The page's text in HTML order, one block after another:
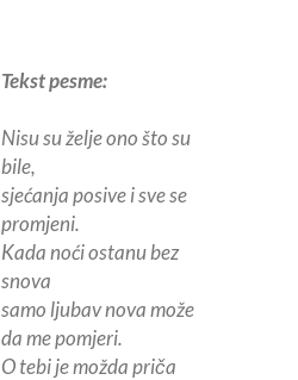
Tekst pesme:
Nisu su želje ono što su
bile,
sjećanja posive i sve se
promjeni.
Kada noći ostanu bez
snova
samo ljubav nova može
da me pomjeri.
O tebi je možda priča